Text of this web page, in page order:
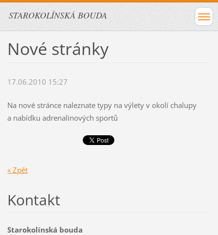
STAROKOLÍNSKÁ BOUDA
Nové stránky
17.06.2010 15:27
Na nové stránce naleznate typy na výlety v okolí chalupy
a nabídku adrenalinových sportů
« Zpět
Kontakt
Starokolínská bouda